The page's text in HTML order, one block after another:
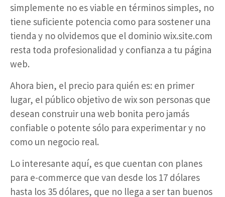
simplemente no es viable en términos simples, no
tiene suficiente potencia como para sostener una
tienda y no olvidemos que el dominio wix.site.com
resta toda profesionalidad y confianza a tu página
web.
Ahora bien, el precio para quién es: en primer
lugar, el público objetivo de wix son personas que
desean construir una web bonita pero jamás
confiable o potente sólo para experimentar y no
como un negocio real.
Lo interesante aquí, es que cuentan con planes
para e-commerce que van desde los 17 dólares
hasta los 35 dólares, que no llega a ser tan buenos